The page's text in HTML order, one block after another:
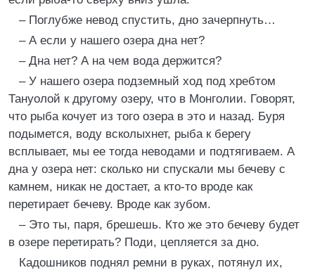
– Поглубже невод спустить, дно зачерпнуть…
– А если у нашего озера дна нет?
– Дна нет? А на чем вода держится?
– У нашего озера подземный ход под хребтом
Тануолой к другому озеру, что в Монголии. Говорят,
что рыба кочует из того озера в это и назад. Буря
подымется, воду всколыхнет, рыба к берегу
всплывает, мы ее тогда неводами и подтягиваем. А
дна у озера нет: сколько ни спускали мы бечеву с
камнем, никак не достает, а кто-то вроде как
перетирает бечеву. Вроде как зубом.
– Это ты, паря, брешешь. Кто же это бечеву будет
в озере перетирать? Поди, цепляется за дно.
Кадошников поднял ремни в руках, потянул их,